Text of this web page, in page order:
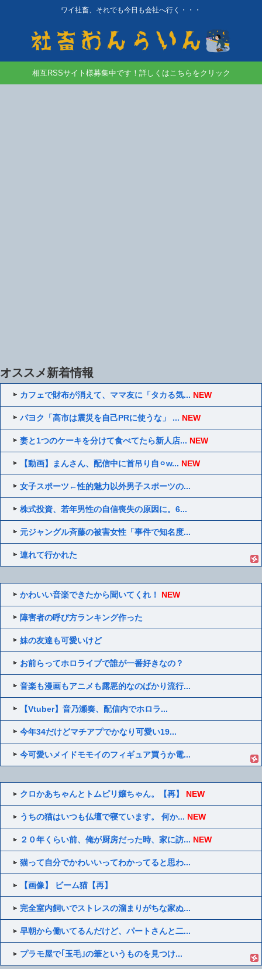
ワイ社畜、それでも今日も会社へ行く・・・
相互RSSサイト様募集中です！詳しくはこちらをクリック
オススメ新着情報
カフェで財布が消えて、ママ友に「タカる気... NEW
パヨク「高市は震災を自己PRに使うな」 ... NEW
妻と1つのケーキを分けて食べてたら新人店... NEW
【動画】まんさん、配信中に首吊り自⚪︎w... NEW
女子スポーツ←性的魅力以外男子スポーツの...
株式投資、若年男性の自信喪失の原因に。6...
元ジャングル斉藤の被害女性「事件で知名度...
連れて行かれた
かわいい音楽できたから聞いてくれ！ NEW
障害者の呼び方ランキング作った
妹の友達も可愛いけど
お前らってホロライブで誰が一番好きなの？
音楽も漫画もアニメも露悪的なのばかり流行...
【Vtuber】音乃瀬奏、配信内でホロラ...
今年34だけどマチアプでかなり可愛い19...
今可愛いメイドモモイのフィギュア買うか電...
クロかあちゃんとトムピリ嬢ちゃん。【再】 NEW
うちの猫はいつも仏壇で寝ています。 何か... NEW
２０年くらい前、俺が厨房だった時、家に訪... NEW
猫って自分でかわいいってわかってると思わ...
【画像】 ビーム猫【再】
完全室内飼いでストレスの溜まりがちな家ぬ...
早朝から働いてるんだけど、パートさんと二...
プラモ屋で｢玉毛｣の筆というものを見つけ...